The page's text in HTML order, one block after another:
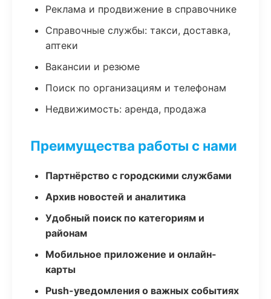
Реклама и продвижение в справочнике
Справочные службы: такси, доставка,
аптеки
Вакансии и резюме
Поиск по организациям и телефонам
Недвижимость: аренда, продажа
Преимущества работы с нами
Партнёрство с городскими службами
Архив новостей и аналитика
Удобный поиск по категориям и
районам
Мобильное приложение и онлайн-
карты
Push-уведомления о важных событиях